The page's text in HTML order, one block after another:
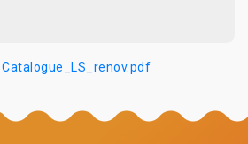
Catalogue_LS_renov.pdf